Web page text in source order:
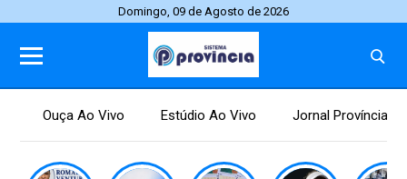
Domingo, 09 de Agosto de 2026
Ouça Ao Vivo Estúdio Ao Vivo Jornal Província